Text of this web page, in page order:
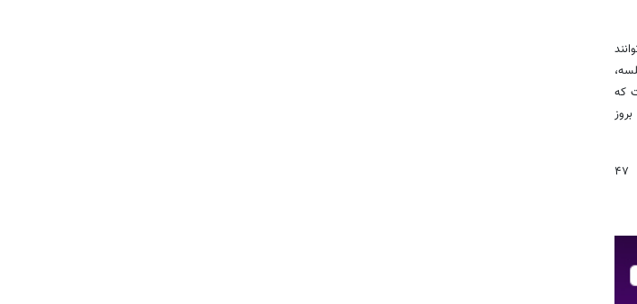
که
۴۷